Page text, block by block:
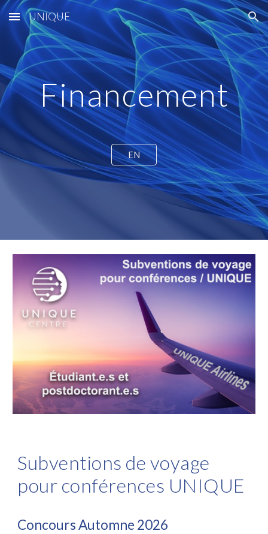
Skip to main content Skip to navigation
UNIQUE
Financement
EN
Subventions de voyage
pour conférences UNIQUE
ConcoursAutomne 2026